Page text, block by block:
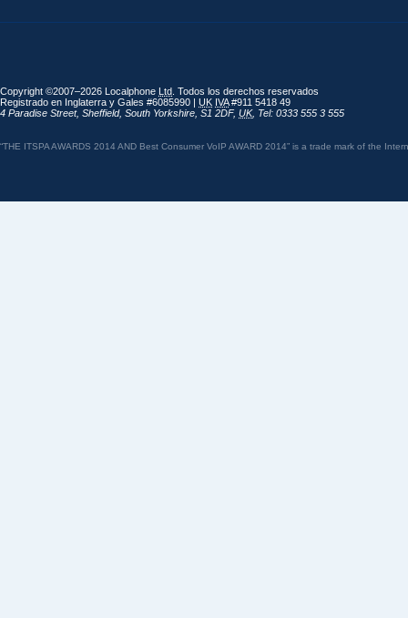
Copyright ©2007–2026 Localphone Ltd . Todos los derechos reservados
Registrado en Inglaterra y Gales #6085990 | UK IVA#911 5418 49
4 Paradise Street, Sheffield, South Yorkshire S1 2DF, UK, Tel: 0333 555 3 555
“THE ITSPA AWARDS 2014 AND Best Consumer VoIP AWARD 2014” is a trade mark of the